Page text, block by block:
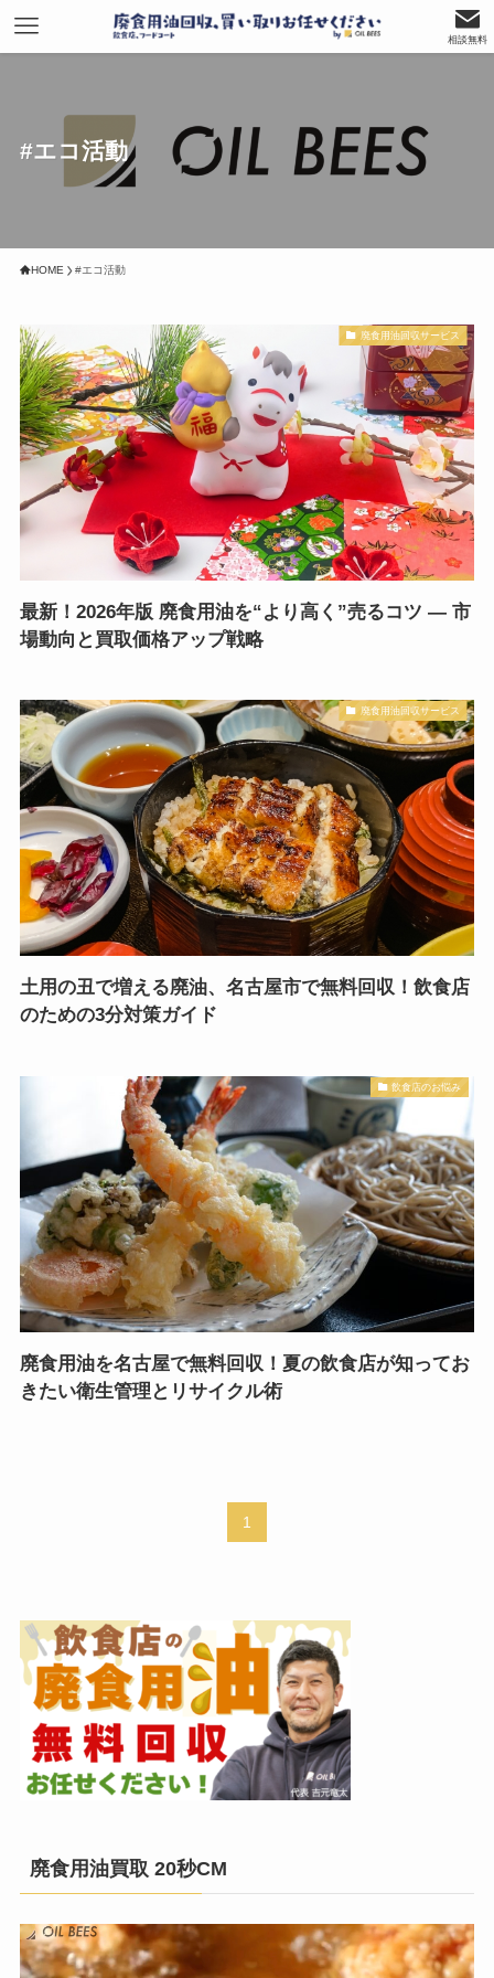
相談無料
#エコ活動
HOME #エコ活動
廃食用油回収サービス
最新！2026年版 廃食用油を“より高く”売るコツ — 市
場動向と買取価格アップ戦略
廃食用油回収サービス
土用の丑で増える廃油、名古屋市で無料回収！飲食店
のための3分対策ガイド
飲食店のお悩み
廃食用油を名古屋で無料回収！夏の飲食店が知ってお
きたい衛生管理とリサイクル術
1
廃食用油買取 20秒CM
動
画